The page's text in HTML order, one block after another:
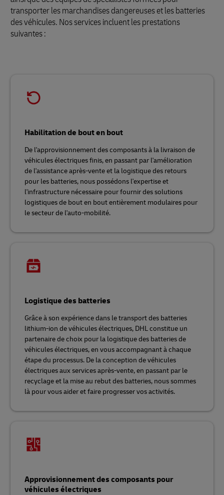
transporter les marchandises dangereuses et les batteries
des véhicules. Nos services incluent les prestations
suivantes :
Habilitation de bout en bout
De l'approvisionnement des composants à la livraison de
véhicules électriques finis, en passant par l'amélioration
de l'assistance après-vente et la logistique des retours
pour les batteries, nous possédons l'expertise et
l'infrastructure nécessaire pour fournir des solutions
logistiques de bout en bout entièrement modulaires pour
le secteur de l'auto-mobilité.
Logistique des batteries
Grâce à son expérience dans le transport des batteries
lithium-ion de véhicules électriques, DHL constitue un
partenaire de choix pour la logistique des batteries de
véhicules électriques, en vous accompagnant à chaque
étape du processus. De la conception de véhicules
électriques aux services après-vente, en passant par le
recyclage et la mise au rebut des batteries, nous sommes
là pour vous aider et faire progresser vos activités.
Approvisionnement des composants pour
véhicules électriques